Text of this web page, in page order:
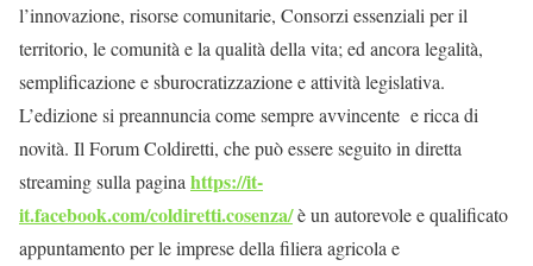
l’innovazione, risorse comunitarie, Consorzi essenziali per il
territorio, le comunità e la qualità della vita; ed ancora legalità,
semplificazione e sburocratizzazione e attività legislativa.
L’edizione si preannuncia come sempre avvincente e ricca di
novità. Il Forum Coldiretti, che può essere seguito in diretta
streaming sulla pagina https://it-
it.facebook.com/coldiretti.cosenza/è un autorevole e qualificato
appuntamento per le imprese della filiera agricola e